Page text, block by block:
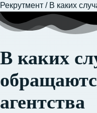
Рекрутмент / В каких
В каких
агентства